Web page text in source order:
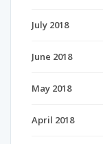
July 2018
June 2018
May 2018
April 2018